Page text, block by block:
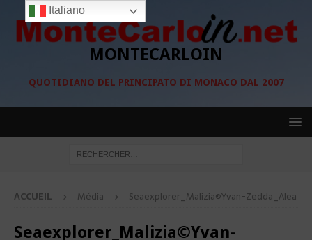
MONTECARLOIN
QUOTIDIANO DEL PRINCIPATO DI MONACO DAL 2007
ACCUEIL Média Seaexplorer_Malizia©Yvan-Zedda_Alea
Seaexplorer_Malizia©Yvan-
Italiano